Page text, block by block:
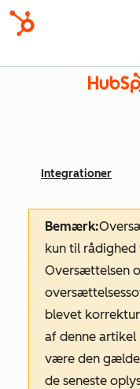
Integrationer
Bemærk:
kun til rådighed
Oversættelsen
blevet
af denne artikel
være den
de seneste